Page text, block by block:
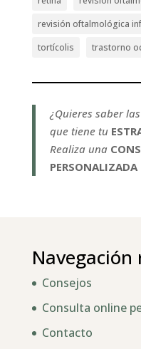
revisión oftalmológica
tortícolis
trastorno
¿Quieres saber
que tiene tu
Realiza una
PERSONALIZADA
Navegación
Consejos
Consulta online
Contacto